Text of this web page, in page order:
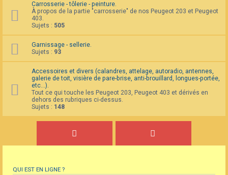
Carrosserie - tôlerie - peinture.
À propos de la partie "carrosserie" de nos Peugeot 203 et Peugeot
403.
Sujets : 505
Garnissage - sellerie.
Sujets : 93
Accessoires et divers (calandres, attelage, autoradio, antennes,
galerie de toit, visière de pare-brise, anti-brouillard, longues-portée,
etc...).
Tout ce qui touche les Peugeot 203, Peugeot 403 et dérivés en
dehors des rubriques ci-dessus.
Sujets : 148
QUI EST EN LIGNE ?